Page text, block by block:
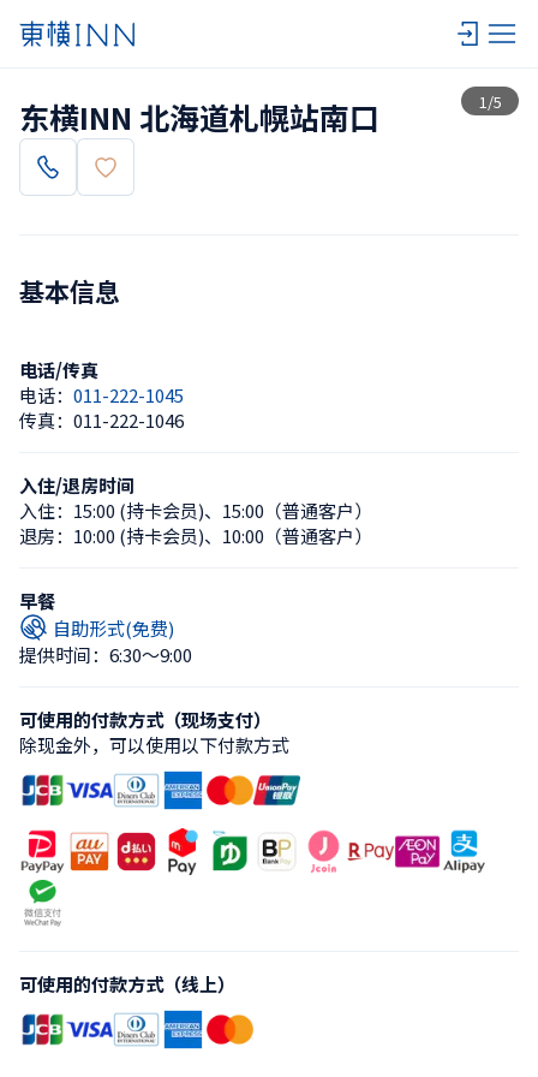
1 /5
查看一览
东横INN 北海道札幌站南口
基本信息
电话/传真
电话： 011-222-1045
传真： 011-222-1046
入住/退房时间
入住： 15:00 (持卡会员)、 15:00（普通客户）
退房： 10:00 (持卡会员)、 10:00（普通客户）
早餐
自助形式(免费)
提供时间：6:30〜9:00
可使用的付款方式（现场支付）
除现金外，可以使用以下付款方式
可使用的付款方式（线上）